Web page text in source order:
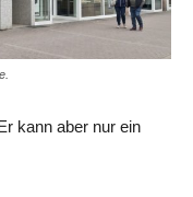
kann aber nur ein